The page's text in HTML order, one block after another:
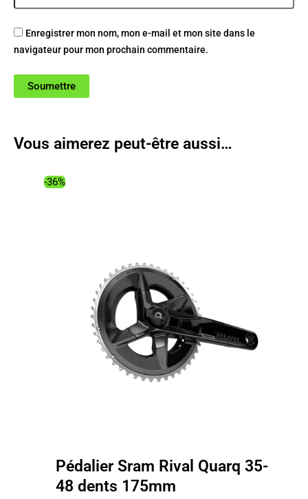
Enregistrer mon nom, mon e-mail et mon site dans le
navigateur pour mon prochain commentaire.
Vous aimerez peut-être aussi…
-36%
Pédalier Sram Rival Quarq 35-
48 dents 175mm